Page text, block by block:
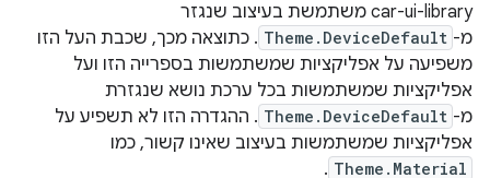
‫car-ui-library משתמשת בעיצוב שנגזר
מ- Theme.DeviceDefault . כתוצאה מכך, שכבת העל הזו
משפיעה על אפליקציות שמשתמשות בספרייה הזו ועל
אפליקציות שמשתמשות בכל ערכת נושא שנגזרת
מ- Theme.DeviceDefault . ההגדרה הזו לא תשפיע על
אפליקציות שמשתמשות בעיצוב שאינו קשור, כמו
Theme.Material
.